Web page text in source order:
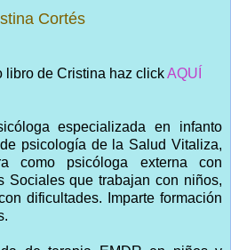
Cortés
libro de Cristina haz clickAQUÍ
especializada en infanto
psicología de la Salud Vitaliza,
como psicóloga externa con
Sociales que trabajan con niños,
dificultades. Imparte formación